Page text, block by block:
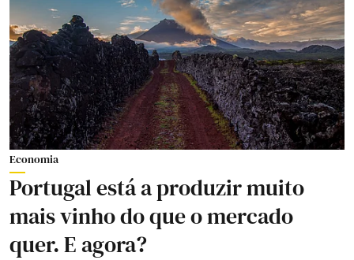
Economia
Portugal está a produzir muito
mais vinho do que o mercado
quer. E agora?